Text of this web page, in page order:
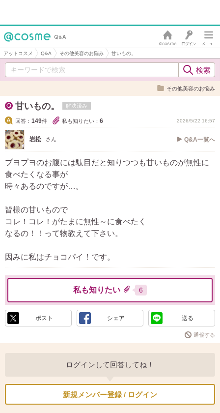
アットコスメ Q&A その他美容のお悩み 甘いもの。
その他美容のお悩み
甘いもの。 解決済み
回答： 149件 私も知りたい： 6 2026/5/22 16:57
岩松 さん Q&A一覧へ
プヨプヨのお腹には駄目だと知りつつも甘いものが無性に
食べたくなる事が
時々あるのですが…。
皆様の甘いもので
コレ！コレ！がたまに無性～に食べたく
なるの！！って物教えて下さい。
因みに私はチョコパイ！です。
私も知りたい 6
ポスト シェア 送る
通報する
ログインして回答してね！
新規メンバー登録 / ログイン